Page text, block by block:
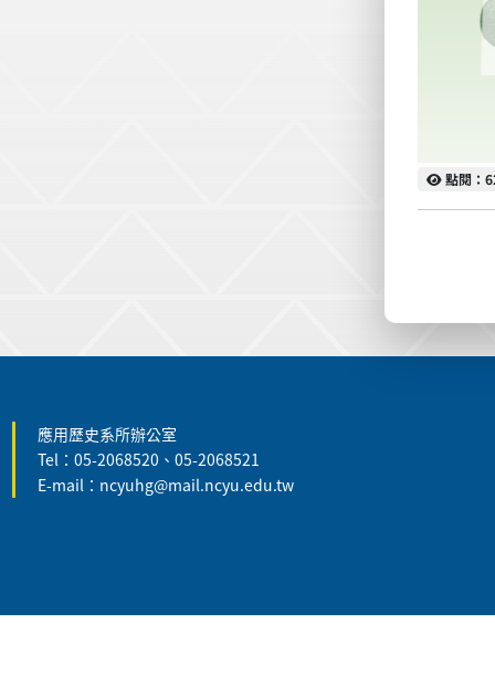
點閱
點閱：
應用歷史系所辦公室
Tel：05-2068520、05-2068521
E-mail：ncyuhg@mail.ncyu.edu.tw